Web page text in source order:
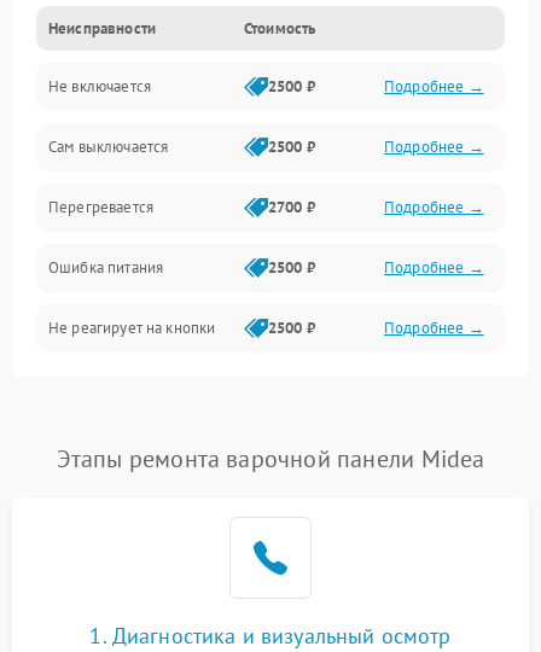
Неисправности Стоимость
Не включается 2500 ₽ Подробнее →
Сам выключается 2500 ₽ Подробнее →
Перегревается 2700 ₽ Подробнее →
Ошибка питания 2500 ₽ Подробнее →
Не реагирует на кнопки 2500 ₽ Подробнее →
Этапы ремонта варочной панели Midea
1. Диагностика и визуальный осмотр